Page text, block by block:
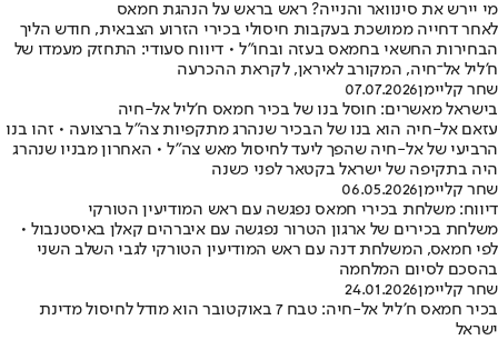
מי יירש את סינוואר והנייה? ראש בראש על הנהגת חמאס
לאחר דחייה ממושכת בעקבות חיסולי בכירי הזרוע הצבאית, חודש הליך
הבחירות החשאי בחמאס בעזה ובחו"ל • דיווח סעודי: התחזק מעמדו של
ח'ליל אל־חיה, המקורב לאיראן, לקראת ההכרעה
שחר קליימן07.07.2026
בישראל מאשרים: חוסל בנו של בכיר חמאס ח'ליל אל-חיה
עזאם אל-חיה הוא בנו של הבכיר שנהרג מתקפיות צה"ל ברצועה • זהו בנו
הרביעי של אל-חיה שהפך ליעד לחיסול מאש צה"ל • האחרון מבניו שנהרג
היה בתקיפה של ישראל בקטאר לפני כשנה
שחר קליימן06.05.2026
דיווח: משלחת בכירי חמאס נפגשה עם ראש המודיעין הטורקי
משלחת בכירים של ארגון הטרור נפגשה עם איברהים קאלן באיסטנבול •
לפי חמאס, המשלחת דנה עם ראש המודיעין הטורקי לגבי השלב השני
בהסכם לסיום המלחמה
שחר קליימן24.01.2026
בכיר חמאס ח'ליל אל-חיה: טבח 7 באוקטובר הוא מודל לחיסול מדינת
ישראל